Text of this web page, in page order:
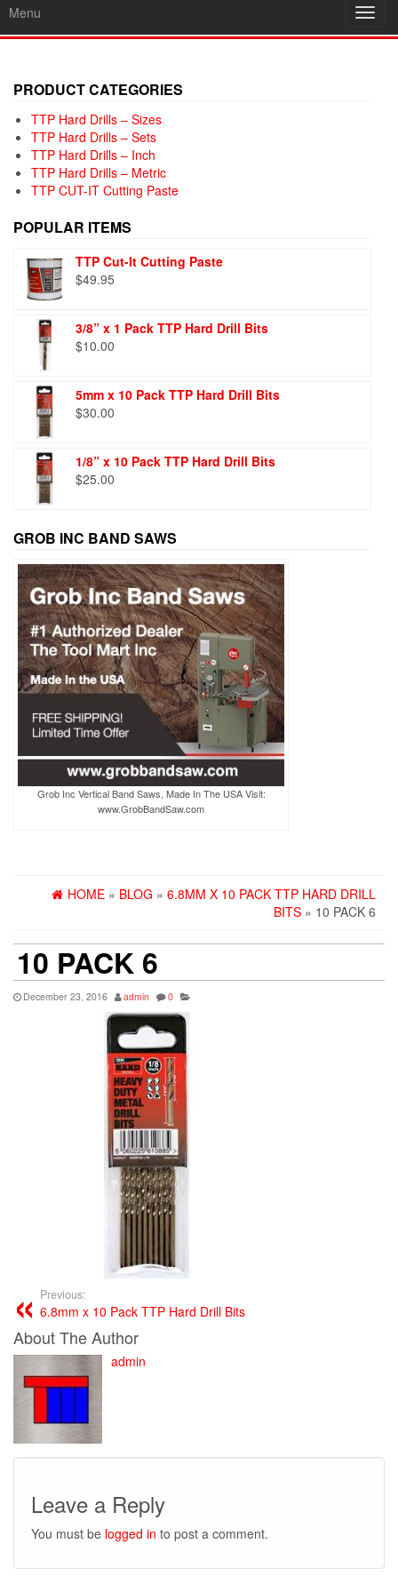
Menu
PRODUCT CATEGORIES
TTP Hard Drills – Sizes
TTP Hard Drills – Sets
TTP Hard Drills – Inch
TTP Hard Drills – Metric
TTP CUT-IT Cutting Paste
POPULAR ITEMS
TTP Cut-It Cutting Paste
$49.95
3/8” x 1 Pack TTP Hard Drill Bits
$10.00
5mm x 10 Pack TTP Hard Drill Bits
$30.00
1/8” x 10 Pack TTP Hard Drill Bits
$25.00
GROB INC BAND SAWS
Grob Inc Vertical Band Saws, Made In The USA Visit:
www.GrobBandSaw.com
HOME » BLOG » 6.8MM X 10 PACK TTP HARD DRILL
BITS » 10 PACK 6
10 PACK 6
December 23, 2016 admin 0
Previous:
6.8mm x 10 Pack TTP Hard Drill Bits
About The Author
admin
Leave a Reply
You must be logged in to post a comment.